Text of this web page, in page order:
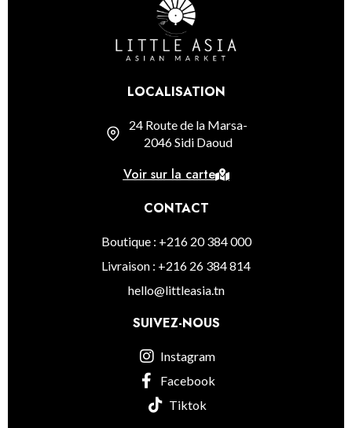
LOCALISATION
24 Route de la Marsa-
2046 Sidi Daoud
Voir sur la carte
CONTACT
Boutique : +216 20 384 000
Livraison : +216 26 384 814
hello@littleasia.tn
SUIVEZ-NOUS
Instagram
Facebook
Tiktok